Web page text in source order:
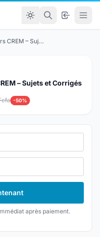
Annale Concours CREM – Sujets et Corrigés
– Sujets et Corrigés
-50%
après paiement.